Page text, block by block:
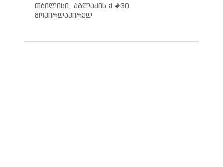
თბილისი, აგლაძის ქ #30
მოპირდაპირედ